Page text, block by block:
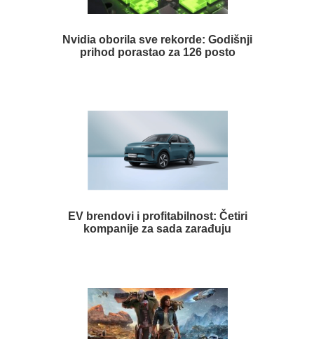
Nvidia oborila sve rekorde: Godišnji
prihod porastao za 126 posto
EV brendovi i profitabilnost: Četiri
kompanije za sada zarađuju